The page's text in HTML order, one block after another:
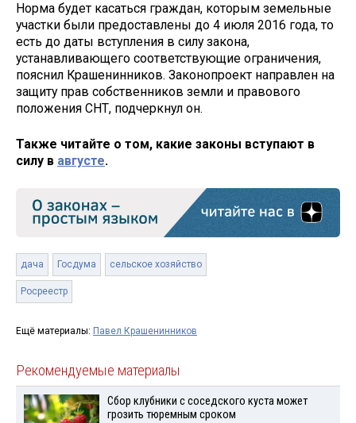
Норма будет касаться граждан, которым земельные
участки были предоставлены до 4 июля 2016 года, то
есть до даты вступления в силу закона,
устанавливающего соответствующие ограничения,
пояснил Крашенинников. Законопроект направлен на
защиту прав собственников земли и правового
положения СНТ, подчеркнул он.
Также читайте о том, какие законы вступают в
силу в августе.
дача Госдума сельское хозяйство
Росреестр
Ещё материалы: Павел Крашенинников
Рекомендуемые материалы
Сбор клубники с соседского куста может
грозить тюремным сроком